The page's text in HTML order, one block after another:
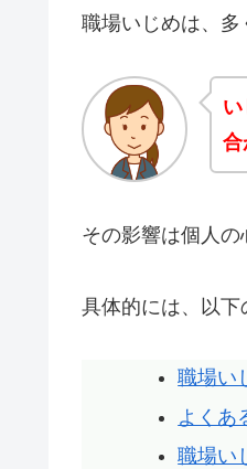
職場いじめは、
合
その影響は個人
具体的には、以
職場い
よくあ
職場い